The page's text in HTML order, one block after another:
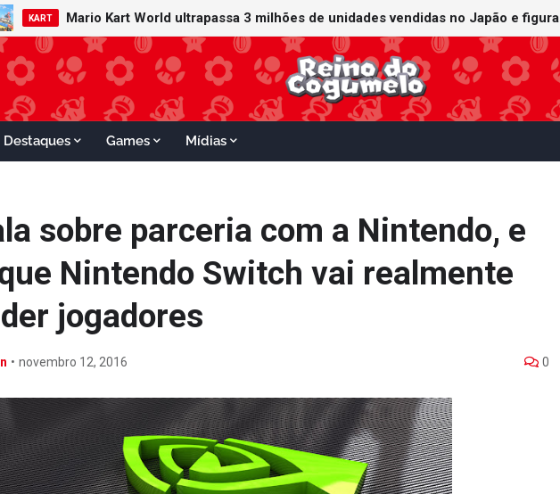
KART Mario Kart World ultrapassa 3 milhões de unidades vendidas no Japão e
NOTÍCIAS Minecraft ganha data no Nintendo Switch 2; Super Mario Mash-Up
Destaques Games Mídias
sobre parceria com a Nintendo, e
Nintendo Switch vai realmente
jogadores
• novembro 12, 2016 0